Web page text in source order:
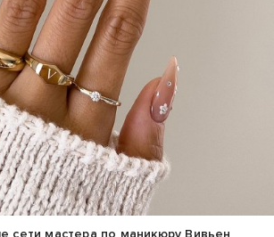
сети мастера по маникюру Вивьен